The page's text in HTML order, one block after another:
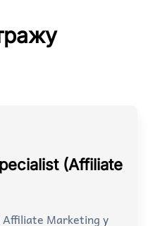
(Affiliate
Marketing у